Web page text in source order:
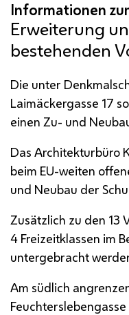
Erweiterung
bestehenden
Die unter
Laimäckergasse 17
einen Zu- und
Das Architekturbüro
beim EU-weiten
und Neubau der
Zusätzlich zu den 13
4 Freizeitklassen im
untergebracht
Am südlich